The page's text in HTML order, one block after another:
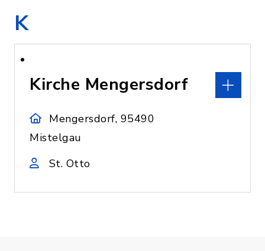
K
Kirche Mengersdorf
Mengersdorf, 95490
Mistelgau
St. Otto